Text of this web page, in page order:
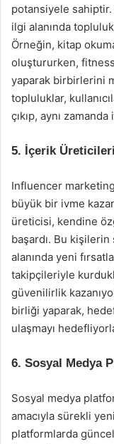
potansiyele sahiptir.
ilgi alanında
Örneğin, kitap
oluştururken, fitness
yaparak birbirlerini
topluluklar,
çıkıp, aynı
5. İçerik
Influencer
büyük bir ivme
üreticisi, kendine
başardı. Bu
alanında yeni
takipçileriyle
güvenilirlik
birliği yaparak,
ulaşmayı
6. Sosyal Medya
Sosyal medya
amacıyla sürekli
platformlarda